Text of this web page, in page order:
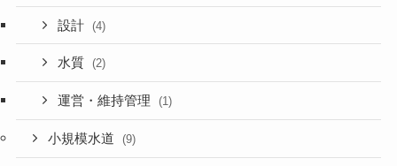
設計 (4)
水質 (2)
運営・維持管理 (1)
小規模水道 (9)